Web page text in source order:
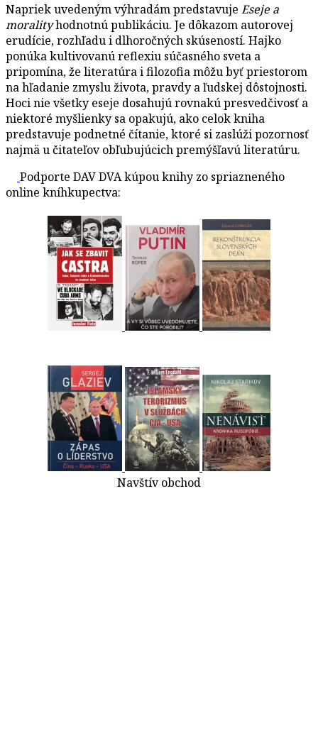
Napriek uvedeným výhradám predstavuje Eseje a
moralityhodnotnú publikáciu. Je dôkazom autorovej
erudície, rozhľadu i dlhoročných skúseností. Hajko
ponúka kultivovanú reflexiu súčasného sveta a
pripomína, že literatúra i filozofia môžu byť priestorom
na hľadanie zmyslu života, pravdy a ľudskej dôstojnosti.
Hoci nie všetky eseje dosahujú rovnakú presvedčivosť a
niektoré myšlienky sa opakujú, ako celok kniha
predstavuje podnetné čítanie, ktoré si zaslúži pozornosť
najmä u čitateľov obľubujúcich premýšľavú literatúru.
Podporte DAV DVA kúpou knihy zo spriazneného
online kníhkupectva:
Navštív obchod